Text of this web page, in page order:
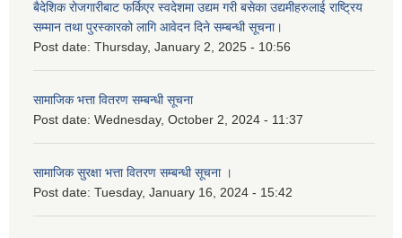
बैदेशिक रोजगारीबाट फर्किएर स्वदेशमा उद्यम गरी बसेका उद्यमीहरुलाई राष्‍ट्रिय
सम्मान तथा पुरस्कारको लागि आवेदन दिने सम्बन्धी सूचना।
Post date: Thursday, January 2, 2025 - 10:56
सामाजिक भत्ता वितरण सम्बन्धी सूचना
Post date: Wednesday, October 2, 2024 - 11:37
सामाजिक सुरक्षा भत्ता वितरण सम्बन्धी सूचना ।
Post date: Tuesday, January 16, 2024 - 15:42